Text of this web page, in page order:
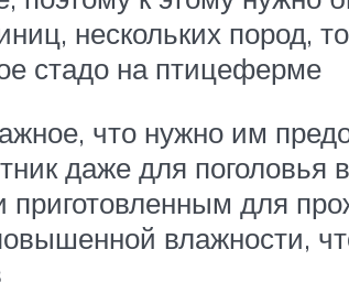
нескольких пород,
стадо на птицеферме
что нужно им
даже для поголовья
для
влажности,